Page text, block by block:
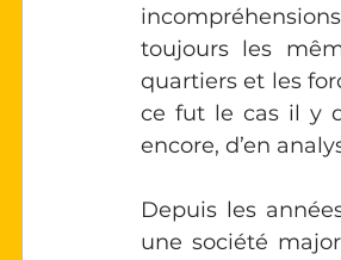
toujours les
quartiers et les
ce fut le cas il y
encore, d’en
Depuis les
une société